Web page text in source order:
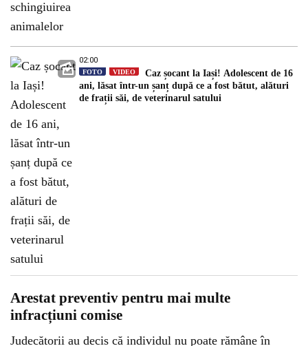
02:00
FOTO VIDEO
Caz șocant la Iași! Adolescent de 16
ani, lăsat într-un șanț după ce a fost bătut, alături
de frații săi, de veterinarul satului
Arestat preventiv pentru mai multe
infracțiuni comise
Judecătorii au decis că individul nu poate rămâne în